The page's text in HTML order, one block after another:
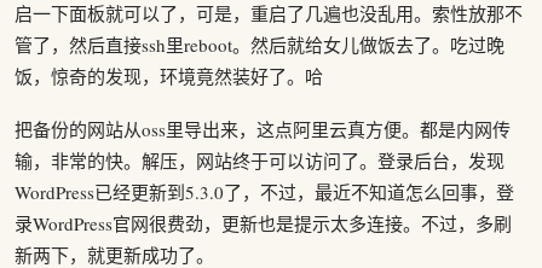
启一下面板就可以了，可是，重启了几遍也没乱用。索性放那不
管了，然后直接ssh里reboot。然后就给女儿做饭去了。吃过晚
饭，惊奇的发现，环境竟然装好了。哈
把备份的网站从oss里导出来，这点阿里云真方便。都是内网传
输，非常的快。解压，网站终于可以访问了。登录后台，发现
WordPress已经更新到5.3.0了，不过，最近不知道怎么回事，登
录WordPress官网很费劲，更新也是提示太多连接。不过，多刷
新两下，就更新成功了。